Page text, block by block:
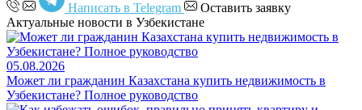
Написать в Telegram
Оставить заявку
Актуальные новости в Узбекистане
05.08.2026
Может ли гражданин Казахстана купить недвижимость в
Узбекистане? Полное руководство